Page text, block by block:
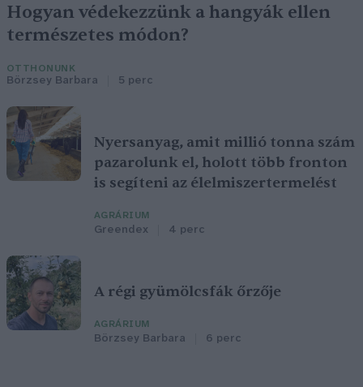
Hogyan védekezzünk a hangyák ellen
természetes módon?
OTTHONUNK
Börzsey Barbara 5 perc
Nyersanyag, amit millió tonna szám
pazarolunk el, holott több fronton
is segíteni az élelmiszertermelést
AGRÁRIUM
Greendex 4 perc
A régi gyümölcsfák őrzője
AGRÁRIUM
Börzsey Barbara 6 perc